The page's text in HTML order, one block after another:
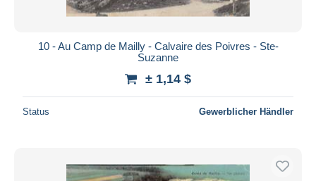
10 - Au Camp de Mailly - Calvaire des Poivres - Ste-
Suzanne
± 1,14 $
Status Gewerblicher Händler